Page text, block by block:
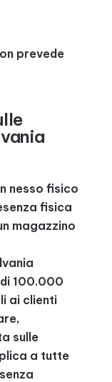
prevede
nesso fisico
fisica
magazzino
100.000
ai clienti
sulle
a tutte